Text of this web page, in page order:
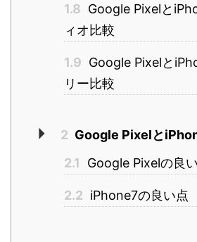
1.8 Google Pixelと
ィオ比較
1.9 Google Pixelと
リー比較
2 Google Pixelと
2.1
Google Pixelの良
2.2 iPhone7の良い点